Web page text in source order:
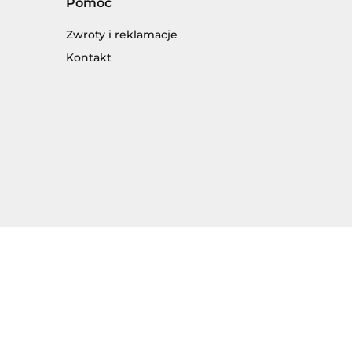
Zwroty i reklamacje
Kontakt